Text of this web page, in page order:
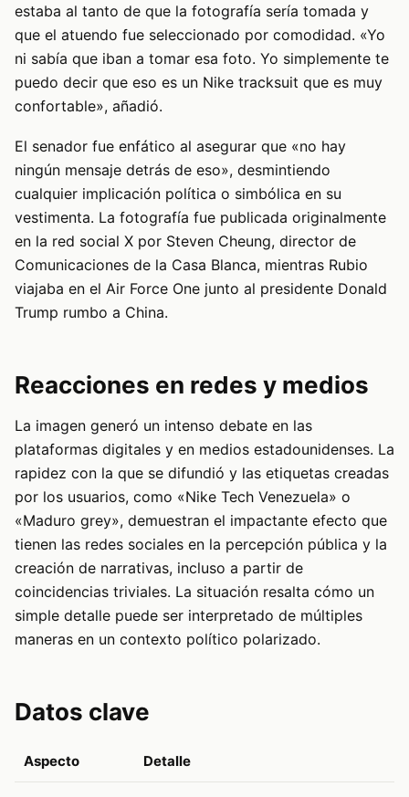
estaba al tanto de que la fotografía sería tomada y
que el atuendo fue seleccionado por comodidad. «Yo
ni sabía que iban a tomar esa foto. Yo simplemente te
puedo decir que eso es un Nike tracksuit que es muy
confortable», añadió.
El senador fue enfático al asegurar que «no hay
ningún mensaje detrás de eso», desmintiendo
cualquier implicación política o simbólica en su
vestimenta. La fotografía fue publicada originalmente
en la red social X por Steven Cheung, director de
Comunicaciones de la Casa Blanca, mientras Rubio
viajaba en el Air Force One junto al presidente Donald
Trump rumbo a China.
Reacciones en redes y medios
La imagen generó un intenso debate en las
plataformas digitales y en medios estadounidenses. La
rapidez con la que se difundió y las etiquetas creadas
por los usuarios, como «Nike Tech Venezuela» o
«Maduro grey», demuestran el impactante efecto que
tienen las redes sociales en la percepción pública y la
creación de narrativas, incluso a partir de
coincidencias triviales. La situación resalta cómo un
simple detalle puede ser interpretado de múltiples
maneras en un contexto político polarizado.
Datos clave
Aspecto Detalle